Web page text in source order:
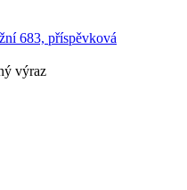
683, příspěvková
výraz